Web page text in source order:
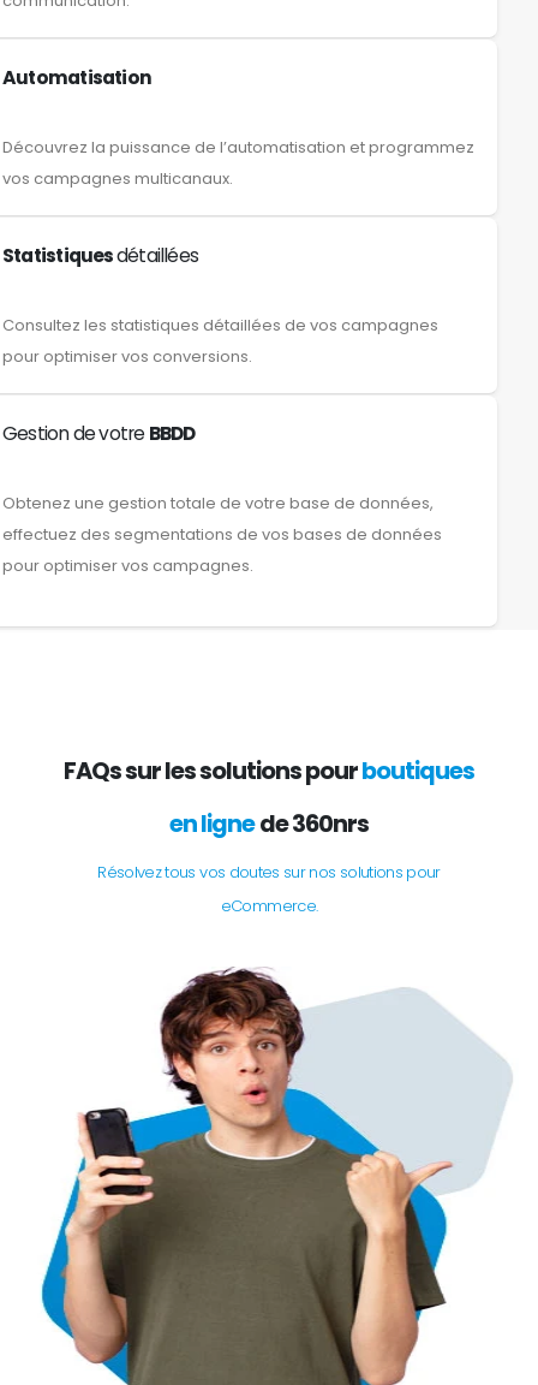
Automatisation
Découvrez la puissance de l’automatisation et programmez
vos campagnes multicanaux.
Statistiquesdétaillées
Consultez les statistiques détaillées de vos campagnes
pour optimiser vos conversions.
Gestion de votreBBDD
Obtenez une gestion totale de votre base de données,
effectuez des segmentations de vos bases de données
pour optimiser vos campagnes.
FAQs sur les solutions pourboutiques
en lignede 360nrs
Résolvez tous vos doutes sur nos solutions pour
eCommerce.